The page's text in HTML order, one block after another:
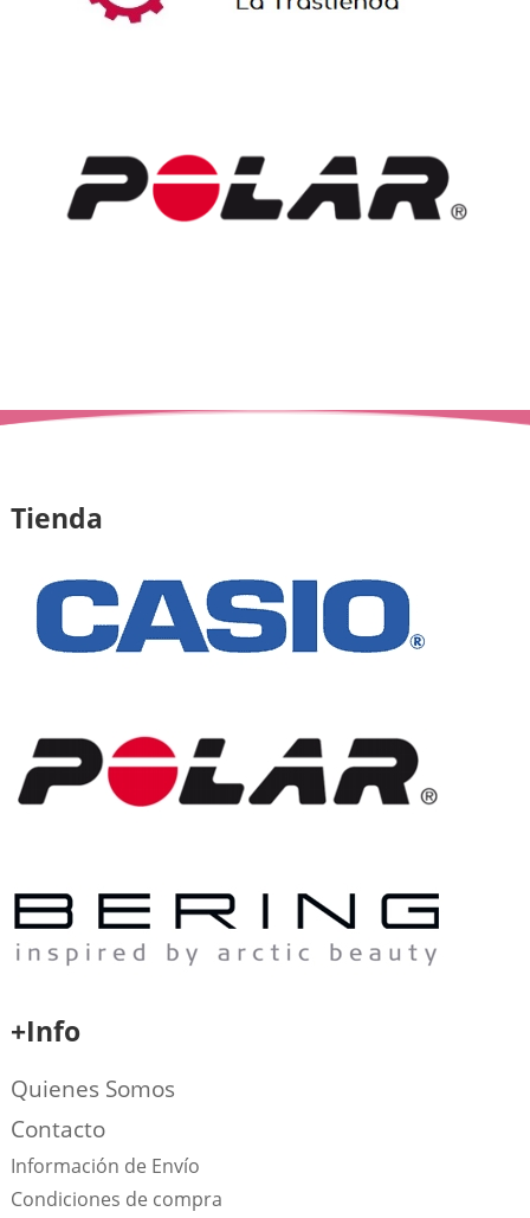
Tienda
+Info
Quienes Somos
Contacto
Información de Envío
Condiciones de compra